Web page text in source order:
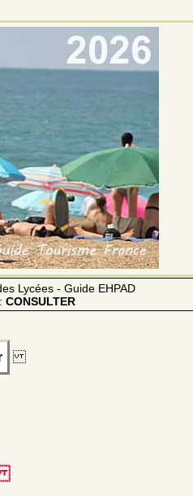
Lycées - Guide EHPAD
CONSULTER